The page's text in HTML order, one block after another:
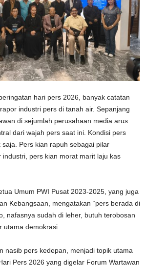
hari pers 2026, banyak catatan
industri pers di tanah air. Sepanjang
di sejumlah perusahaan media arus
dari wajah pers saat ini. Kondisi pers
Pers kian rapuh sebagai pilar
industri, pers kian morat marit laju kas
Umum PWI Pusat 2023-2025, yang juga
Kebangsaan, mengatakan “pers berada di
nafasnya sudah di leher, butuh terobosan
utama demokrasi.
nasib pers kedepan, menjadi topik utama
Pers 2026 yang digelar Forum Wartawan